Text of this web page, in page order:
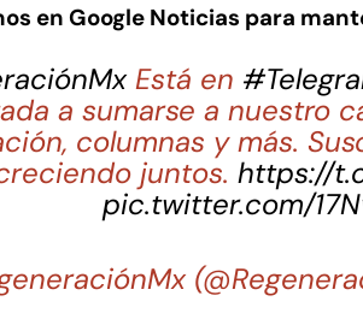
en Google Noticias para
Está en
a sumarse a nuestro
columnas y más.
juntos.https://
pic.twitter.com/